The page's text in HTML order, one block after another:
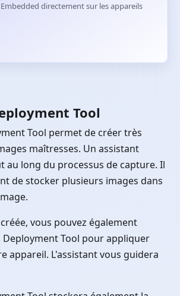
directement sur les appareils
Tool
Tool permet de créer très
maîtresses. Un assistant
au long du processus de capture. Il
de stocker plusieurs images dans
vous pouvez également
Tool pour appliquer
appareil. L'assistant vous guidera